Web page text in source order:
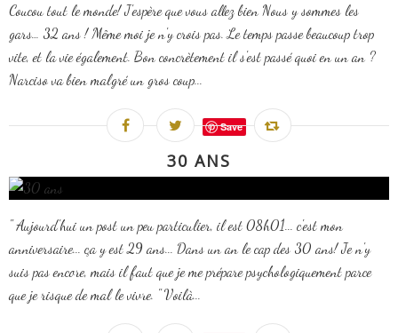
Coucou tout le monde! J'espère que vous allez bien Nous y sommes les
gars… 32 ans ! Même moi je n'y crois pas. Le temps passe beaucoup trop
vite, et la vie également. Bon concrètement il s'est passé quoi en un an ?
Narciso va bien malgré un gros coup...
Save
30 ANS
" Aujourd'hui un post un peu particulier, il est 08h01... c'est mon
anniversaire... ça y est 29 ans... Dans un an le cap des 30 ans! Je n'y
suis pas encore, mais il faut que je me prépare psychologiquement parce
que je risque de mal le vivre. " Voilà...